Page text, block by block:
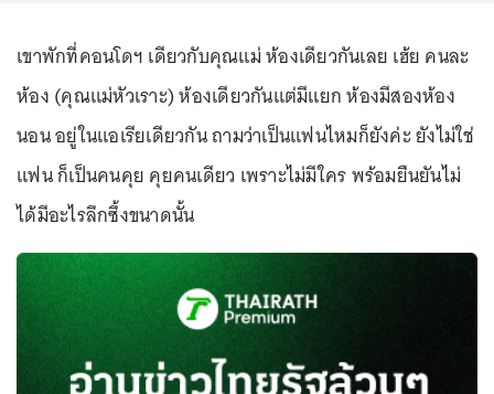
เขาพักที่คอนโดฯ เดียวกับคุณแม่ ห้องเดียวกันเลย เฮ้ย คนละ
ห้อง (คุณแม่หัวเราะ) ห้องเดียวกันแต่มีแยก ห้องมีสองห้อง
นอน อยู่ในแอเรียเดียวกัน ถามว่าเป็นแฟนไหมก็ยังค่ะ ยังไม่ใช่
แฟน ก็เป็นคนคุย คุยคนเดียว เพราะไม่มีใคร พร้อมยืนยันไม่
ได้มีอะไรลึกซึ้งขนาดนั้น